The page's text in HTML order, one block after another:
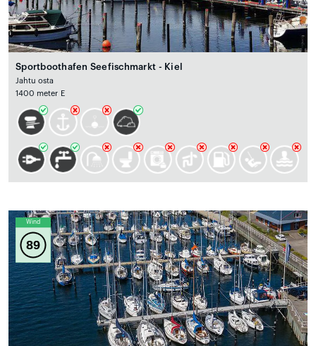
Sportboothafen Seefischmarkt - Kiel
Jahtu osta
1400 meter E
Wind
89